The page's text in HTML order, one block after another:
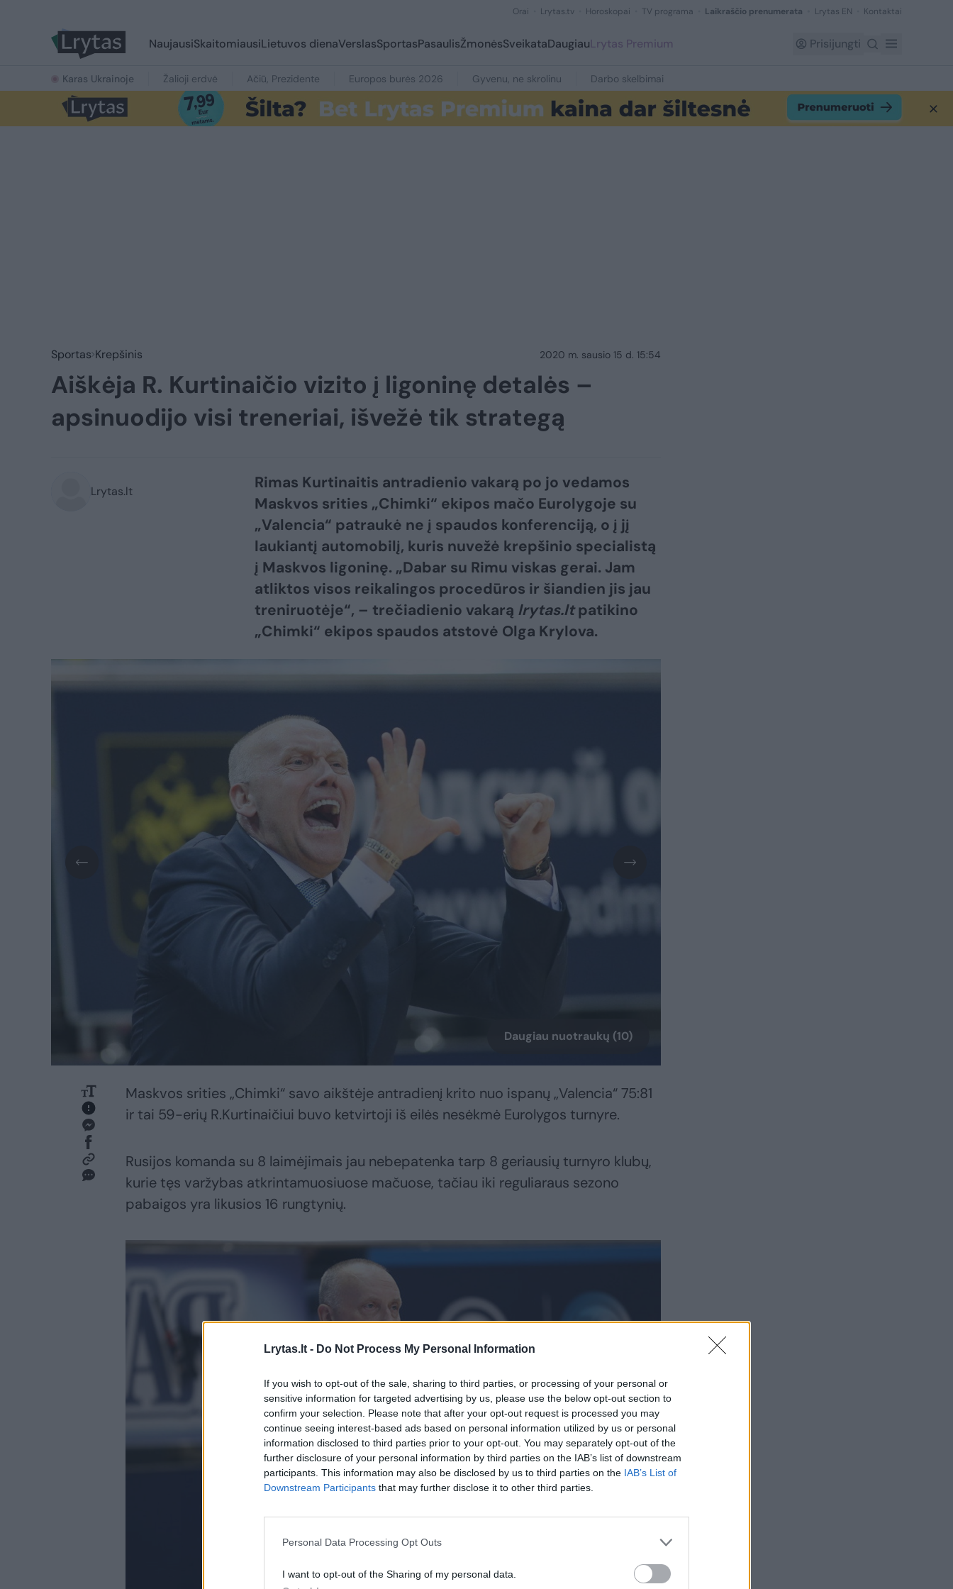
Lrytas.lt - Do Not Process My Personal Information
If you wish to opt-out of the sale, sharing to third parties, or processing of your personal or
sensitive information for targeted advertising by us, please use the below opt-out section to
confirm your selection. Please note that after your opt-out request is processed you may
continue seeing interest-based ads based on personal information utilized by us or personal
information disclosed to third parties prior to your opt-out. You may separately opt-out of the
further disclosure of your personal information by third parties on the IAB’s list of downstream
participants. This information may also be disclosed by us to third parties on the IAB’s List of
Downstream Participants that may further disclose it to other third parties.
Personal Data Processing Opt Outs
I want to opt-out of the Sharing of my personal data.
Orai Lrytas.tv Horoskopai TV programa Laikraščio prenumerata Lrytas EN Kontaktai
NaujausiSkaitomiausiLietuvos dienaVerslasSportasPasaulisŽmonėsSveikataDaugiauLrytas Premium Prisijungti
Karas Ukrainoje Žalioji erdvė Ačiū, Prezidente Europos burės 2026 Gyvenu, ne skrolinu Darbo skelbimai
Sportas Krepšinis 2020 m. sausio 15 d. 15:54
Aiškėja R. Kurtinaičio vizito į ligoninę detalės –
apsinuodijo visi treneriai, išvežė tik strategą
Lrytas.lt
Rimas Kurtinaitis antradienio vakarą po jo vedamos
Maskvos srities „Chimki“ ekipos mačo Eurolygoje su
„Valencia“ patraukė ne į spaudos konferenciją, o į jį
laukiantį automobilį, kuris nuvežė krepšinio specialistą
į Maskvos ligoninę. „Dabar su Rimu viskas gerai. Jam
atliktos visos reikalingos procedūros ir šiandien jis jau
treniruotėje“, – trečiadienio vakarą lrytas.ltpatikino
„Chimki“ ekipos spaudos atstovė Olga Krylova.
Daugiau nuotraukų (10)
Maskvos srities „Chimki“ savo aikštėje antradienį krito nuo ispanų „Valencia“ 75:81
ir tai 59-erių R.Kurtinaičiui buvo ketvirtoji iš eilės nesėkmė Eurolygos turnyre.
Rusijos komanda su 8 laimėjimais jau nebepatenka tarp 8 geriausių turnyro klubų,
kurie tęs varžybas atkrintamuosiuose mačuose, tačiau iki reguliaraus sezono
pabaigos yra likusios 16 rungtynių.
Daugiau nuotraukų (10)